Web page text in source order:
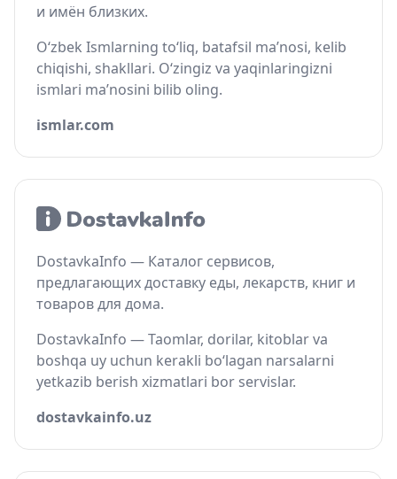
и имён близких.
O‘zbek Ismlarning to‘liq, batafsil ma’nosi, kelib
chiqishi, shakllari. O‘zingiz va yaqinlaringizni
ismlari ma’nosini bilib oling.
ismlar.com
DostavkaInfo — Каталог сервисов,
предлагающих доставку еды, лекарств, книг и
товаров для дома.
DostavkaInfo — Taomlar, dorilar, kitoblar va
boshqa uy uchun kerakli bo‘lagan narsalarni
yetkazib berish xizmatlari bor servislar.
dostavkainfo.uz